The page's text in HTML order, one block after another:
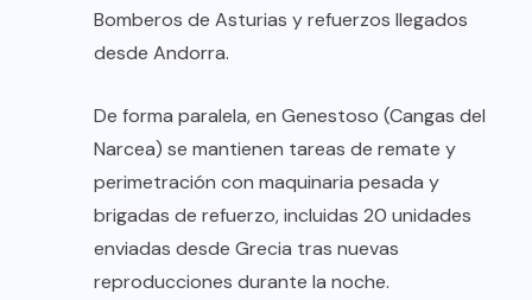
Bomberos de Asturias y refuerzos llegados
desde Andorra.
De forma paralela, en Genestoso (Cangas del
Narcea) se mantienen tareas de remate y
perimetración con maquinaria pesada y
brigadas de refuerzo, incluidas 20 unidades
enviadas desde Grecia tras nuevas
reproducciones durante la noche.